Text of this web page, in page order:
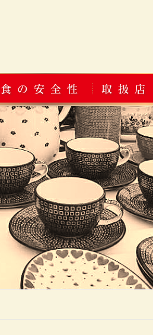
食の安全性 取扱店